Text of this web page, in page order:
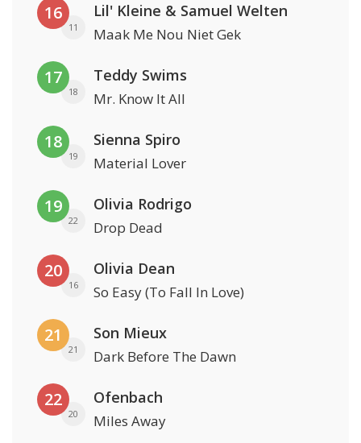
16
11
Lil' Kleine & Samuel Welten
Maak Me Nou Niet Gek
17
18
Teddy Swims
Mr. Know It All
18
19
Sienna Spiro
Material Lover
19
22
Olivia Rodrigo
Drop Dead
20
16
Olivia Dean
So Easy (To Fall In Love)
21
21
Son Mieux
Dark Before The Dawn
22
20
Ofenbach
Miles Away